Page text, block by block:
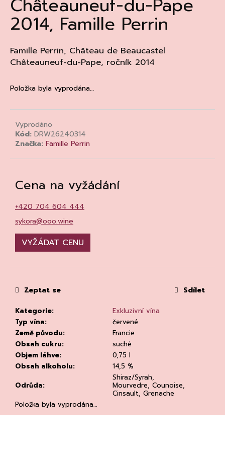
Châteauneuf-du-Pape
2014, Famille Perrin
Famille Perrin, Château de Beaucastel
Châteauneuf-du-Pape, ročník 2014
Položka byla vyprodána…
Vyprodáno
Kód: DRW26240314
Značka: Famille Perrin
Cena na vyžádání
+420 704 604 444
sykora@ooo.wine
VYŽÁDAT CENU
Kategorie:
Exkluzivní vína
Typ vína:
červené
Země původu:
Francie
Obsah cukru:
suché
Objem láhve:
0,75 l
Obsah alkoholu:
14,5 %
Odrůda:
Shiraz/Syrah,
Mourvedre, Counoise,
Cinsault, Grenache
Položka byla vyprodána…
Zeptat se Sdílet
a
j
t
?
D
p
u
č
u
m
CHLADÍCÍ
TAŠKA
NA
VÍNO
94
Kč